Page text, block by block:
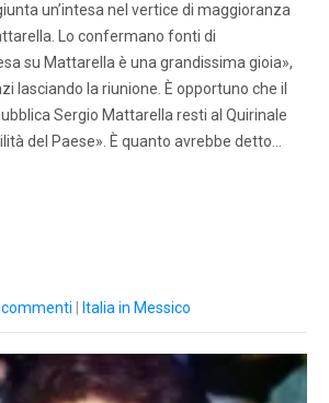
un’intesa nel vertice di maggioranza
Lo confermano fonti di
su Mattarella è una grandissima gioia»,
lasciando la riunione. È opportuno che il
Sergio Mattarella resti al Quirinale
del Paese». È quanto avrebbe detto…
Italia in Messico